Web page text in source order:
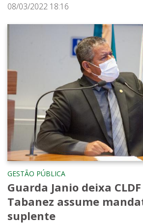
08/03/2022 18:16
GESTÃO PÚBLICA
Guarda Janio deixa
Tabanez assume
suplente